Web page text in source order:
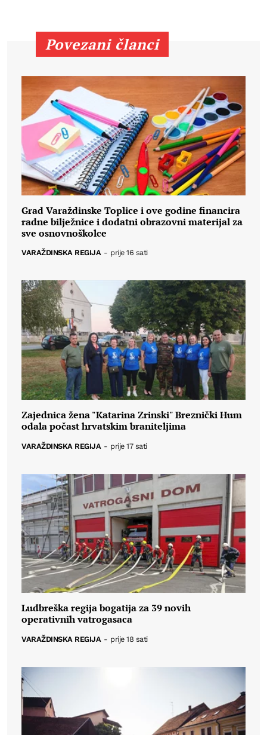
Povezani članci
Grad Varaždinske Toplice i ove godine financira
radne bilježnice i dodatni obrazovni materijal za
sve osnovnoškolce
VARAŽDINSKA REGIJA - prije 16 sati
Zajednica žena "Katarina Zrinski" Breznički Hum
odala počast hrvatskim braniteljima
VARAŽDINSKA REGIJA - prije 17 sati
Ludbreška regija bogatija za 39 novih
operativnih vatrogasaca
VARAŽDINSKA REGIJA - prije 18 sati